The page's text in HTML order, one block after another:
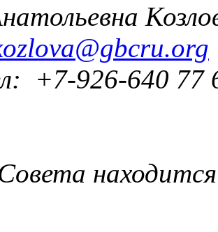
+7-926-640 77
находится